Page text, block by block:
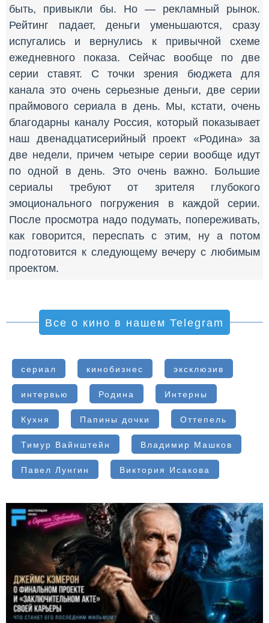
быть, привыкли бы. Но — рекламный рынок.
Рейтинг падает, деньги уменьшаются, сразу
испугались и вернулись к привычной схеме
ежедневного показа. Сейчас вообще по две
серии ставят. С точки зрения бюджета для
канала это очень серьезные деньги, две серии
праймового сериала в день. Мы, кстати, очень
благодарны каналу Россия, который показывает
наш двенадцатисерийный проект «Родина» за
две недели, причем четыре серии вообще идут
по одной в день. Это очень важно. Большие
сериалы требуют от зрителя глубокого
эмоционального погружения в каждой серии.
После просмотра надо подумать, попереживать,
как говорится, переспать с этим, ну а потом
подготовится к следующему вечеру с любимым
проектом.
Все о кино в нашем Telegram
сериал кинобизнес эксклюзив
интервью Родина Интерны
Кухня Папины дочки Оттепель
Тимур Вайнштейн Владимир Машков
Павел Лунгин Виктория Исакова